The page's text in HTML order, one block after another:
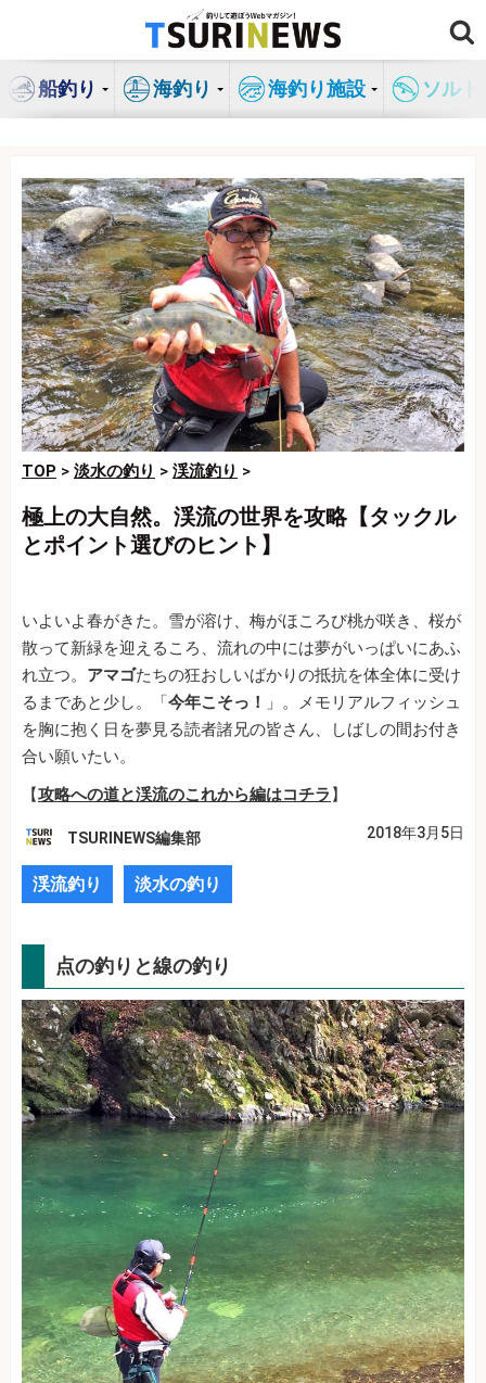
ン
船釣り 海釣り 海釣り施設 ソル
TOP > 淡水の釣り > 渓流釣り >
極上の大自然。渓流の世界を攻略【タックル
とポイント選びのヒント】
いよいよ春がきた。雪が溶け、梅がほころび桃が咲き、桜が
散って新緑を迎えるころ、流れの中には夢がいっぱいにあふ
れ立つ。 アマゴたちの狂おしいばかりの抵抗を体全体に受け
るまであと少し。「 今年こそっ！
」。メモリアルフィッシュ
を胸に抱く日を夢見る読者諸兄の皆さん、しばしの間お付き
合い願いたい。
【攻略への道と渓流のこれから編はコチラ 】
TSURINEWS編集部 2018年3月5日
渓流釣り 淡水の釣り
点の釣りと線の釣り